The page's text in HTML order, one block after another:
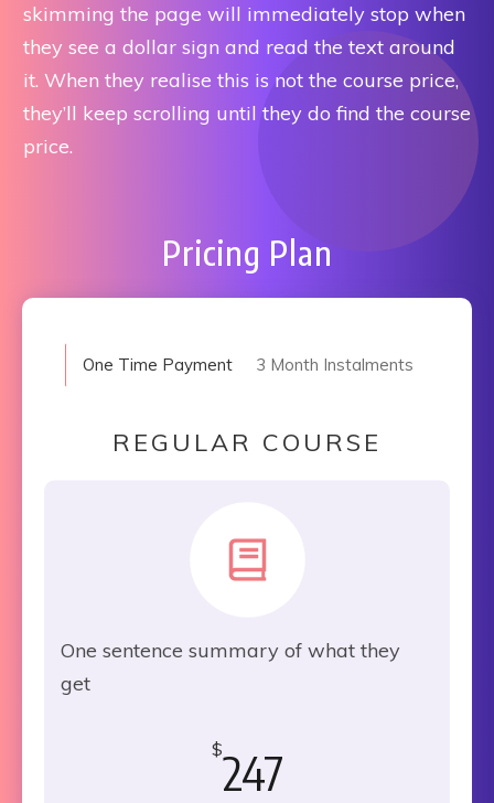
skimming the page will immediately stop when
they see a dollar sign and read the text around
it. When they realise this is not the course price,
they’ll keep scrolling until they do find the course
price.
Pricing Plan
One Time Payment 3 Month Instalments
REGULAR COURSE
One sentence summary of what they
get
$247